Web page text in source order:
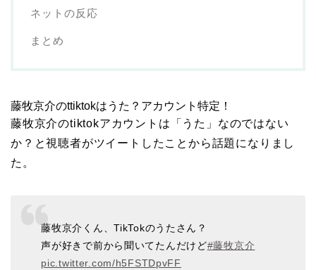
ネットの反応
まとめ
藤牧京介のttiktokはうた？アカウント特定！
藤牧京介のtiktokアカウントは「うた」なのではない
か？と視聴者がツイートしたことから話題になりまし
た。
藤牧京介くん、TikTokのうたさん？
声が好きで前から聞いてたんだけど#藤牧京介
pic.twitter.com/h5FSTDpvFF